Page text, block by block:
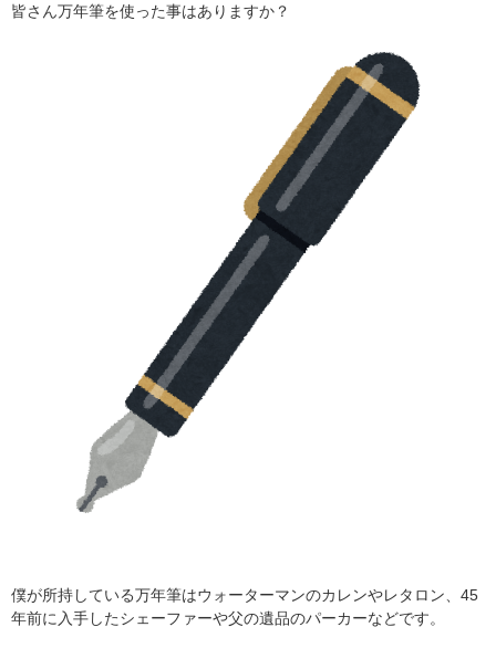
皆さん万年筆を使った事はありますか？
僕が所持している万年筆はウォーターマンのカレンやレタロン、 45
年前に入手したシェーファーや父の遺品のパーカーなどです。